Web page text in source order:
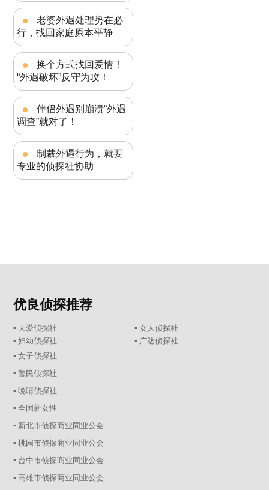
老婆外遇处理势在必
行，找回家庭原本平静
换个方式找回爱情！
“外遇破坏”反守为攻！
伴侣外遇别崩溃“外遇
调查”就对了！
制裁外遇行为，就要
专业的侦探社协助
优良侦探推荐
▪ 大爱侦探社
▪ 女人侦探社
▪ 妇幼侦探社
▪ 广达侦探社
▪ 女子侦探社
▪ 警民侦探社
▪ 晚晴侦探社
▪ 全国新女性
▪ 新北市侦探商业同业公会
▪ 桃园市侦探商业同业公会
▪ 台中市侦探商业同业公会
▪ 高雄市侦探商业同业公会